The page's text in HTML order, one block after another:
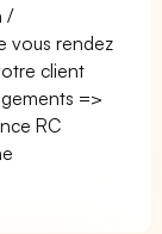
/
vous rendez
client
=>
RC